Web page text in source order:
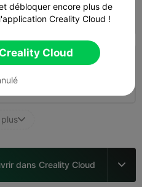
09m  5 plates
2 walls, 15% infill, org


dans Creality Cloud 
débloquer encore plus de
Creality Cloud !
Cloud